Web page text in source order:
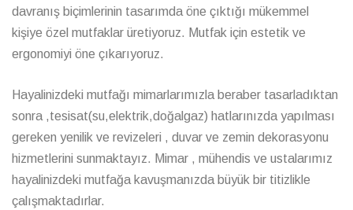
davranış biçimlerinin tasarımda öne çıktığı mükemmel
kişiye özel mutfaklar üretiyoruz. Mutfak için estetik ve
ergonomiyi öne çıkarıyoruz.
Hayalinizdeki mutfağı mimarlarımızla beraber tasarladıktan
sonra ,tesisat(su,elektrik,doğalgaz) hatlarınızda yapılması
gereken yenilik ve revizeleri , duvar ve zemin dekorasyonu
hizmetlerini sunmaktayız. Mimar , mühendis ve ustalarımız
hayalinizdeki mutfağa kavuşmanızda büyük bir titizlikle
çalışmaktadırlar.